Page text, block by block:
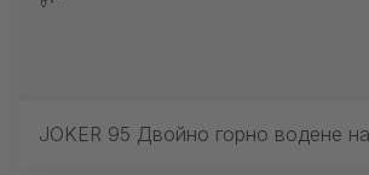
JOKER 95 Двойно горно водене